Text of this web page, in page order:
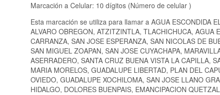
Marcación a Celular: 10 dígitos (Número de celular )
Esta marcación se utiliza para llamar a AGUA ESCONDIDA
ALVARO OBREGON, ATZITZINTLA, TLACHICHUCA,
CARRANZA, SAN JOSE ESPERANZA, SAN NICOLAS DE
SAN MIGUEL ZOAPAN, SAN JOSE CUYACHAPA,
ASERRADERO, SANTA CRUZ BUENA VISTA LA CAPILLA,
MARIA MORELOS, GUADALUPE LIBERTAD, PLAN DEL
OVIEDO, GUADALUPE XOCHILOMA, SAN JOSE LLANO
HIDALGO, DOLORES BUENPAIS, EMANCIPACION